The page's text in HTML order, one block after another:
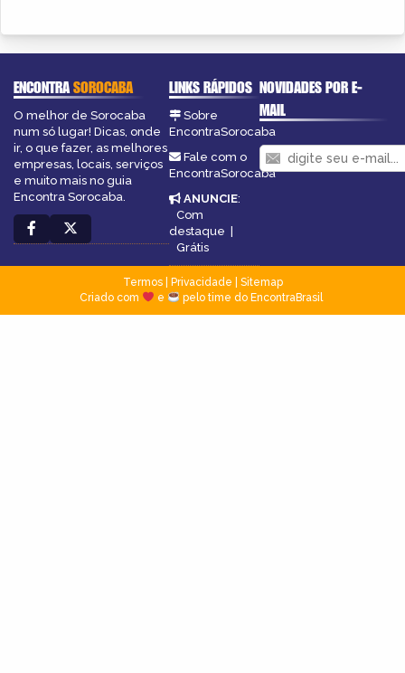
ENCONTRASOROCABA
O melhor de Sorocaba
num só lugar! Dicas, onde
ir, o que fazer, as melhores
empresas, locais, serviços
e muito mais no guia
Encontra Sorocaba.
LINKS RÁPIDOS
Sobre
EncontraSorocaba
Fale com o
EncontraSorocaba
ANUNCIE:
Com
destaque |
Grátis
NOVIDADES POR E-
MAIL
Termos| Privacidade
Sitemap
Criado com
e pelo time do EncontraBrasil